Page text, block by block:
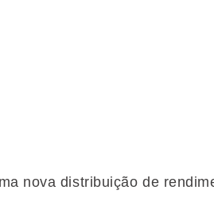
nova distribuição de